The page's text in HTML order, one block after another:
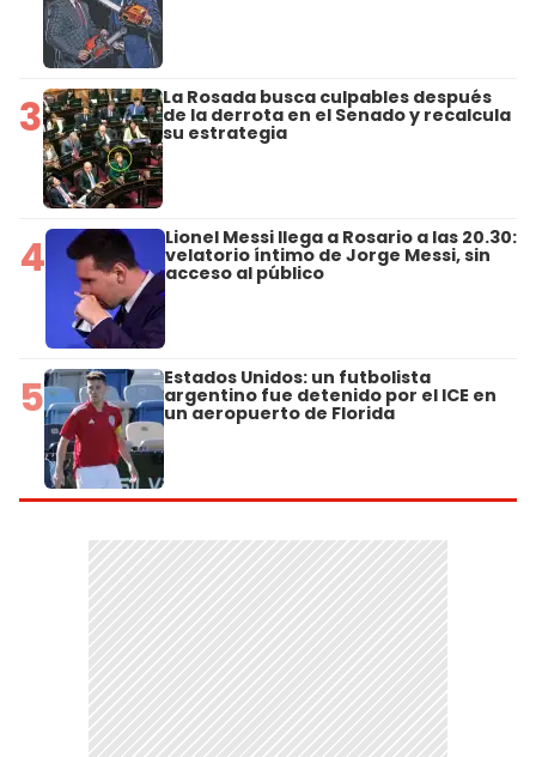
3 La Rosada busca culpables después
de la derrota en el Senado y recalcula
su estrategia
4 Lionel Messi llega a Rosario a las 20.30:
velatorio íntimo de Jorge Messi, sin
acceso al público
5 Estados Unidos: un futbolista
argentino fue detenido por el ICE en
un aeropuerto de Florida